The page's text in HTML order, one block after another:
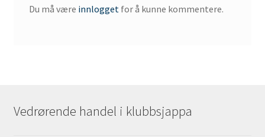
Du må være innloggetfor å kunne kommentere.
Vedrørende handel i klubbsjappa